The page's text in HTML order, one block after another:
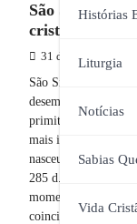
Histórias
Liturgia
Notícias
Sabias
Vida
São Silvestre,
cristianismo
31 de Dezembro,
São Silvestre, Papa
desempenhou um
primitiva, sendo
mais importantes do
nasceu em Roma,
285 d.C., e
momento crítico da
coincidiu com a